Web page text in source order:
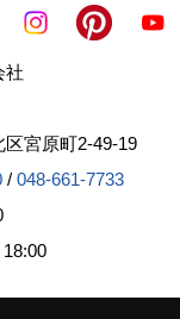
社
区宮原町2-49-19
/ 048-661-7733
18:00